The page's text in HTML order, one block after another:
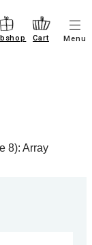
Cart
メ
ニ
Menu
8): Array